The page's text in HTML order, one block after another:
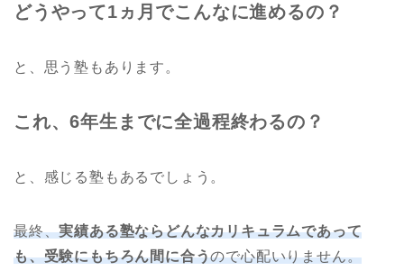
どうやって1ヵ月でこんなに進めるの？
と、思う塾もあります。
これ、6年生までに全過程終わるの？
と、感じる塾もあるでしょう。
最終、実績ある塾ならどんなカリキュラムであって
も、受験にもちろん間に合うので心配いりません。